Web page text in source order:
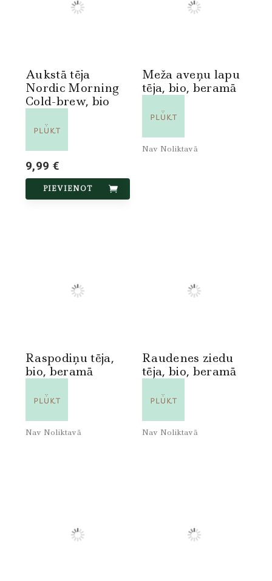
Aukstā tēja
Nordic Morning
Cold-brew, bio
9,99 €
PIEVIENOT
Meža aveņu lapu
tēja, bio, beramā
Nav Noliktavā
Raspodiņu tēja,
bio, beramā
Nav Noliktavā
Raudenes ziedu
tēja, bio, beramā
Nav Noliktavā